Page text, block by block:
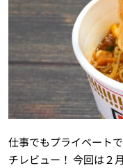
仕事でもプライベート
チレビュー！ 今回は２